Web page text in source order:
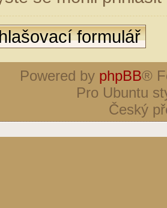
formulář
Powered by phpBB®
Pro Ubuntu
Český